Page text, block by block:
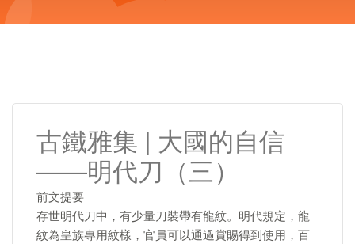
古鐵雅集 | 大國的自信
——明代刀（三）
前文提要
存世明代刀中，有少量刀裝帶有龍紋。明代規定，龍
紋為皇族專用紋樣，官員可以通過賞賜得到使用，百